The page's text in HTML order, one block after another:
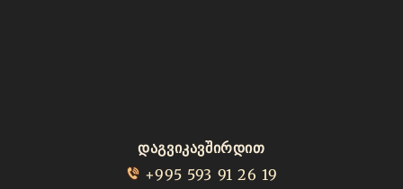
დაგვიკავშირდით
+995 593 91 26 19